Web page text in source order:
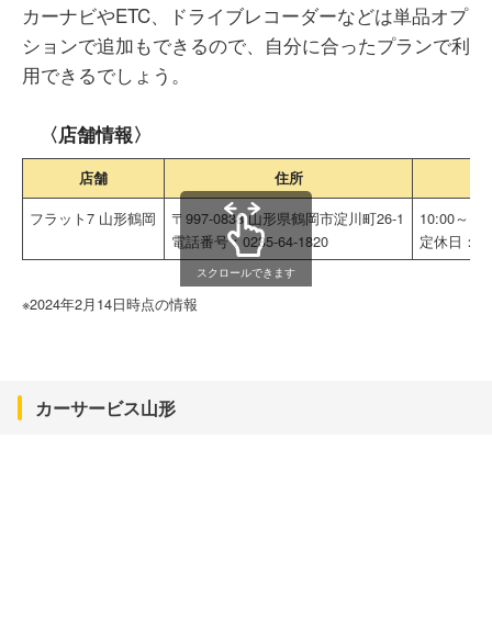
カーナビやETC、ドライブレコーダーなどは単品オプ
ションで追加もできるので、自分に合ったプランで利
用できるでしょう。
〈店舗情報〉
店舗 住所
フラット7 山形鶴岡
〒997-0838 山形県鶴岡市淀川町26-1
電話番号：0235-64-1820
10:00～
定休日：
スクロールできます
※2024年2月14日時点の情報
カーサービス山形